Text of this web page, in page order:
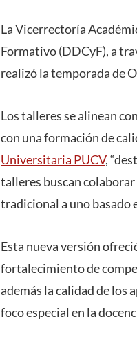
La Vicerrectoría
Formativo (DDCyF), a
realizó la temporada de
Los talleres se alinean
con una formación de
Universitaria PUCV,
talleres buscan
tradicional a uno basado
Esta nueva versión
fortalecimiento de
además la calidad de los
foco especial en la